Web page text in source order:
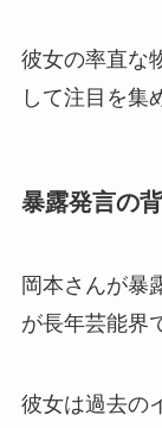
彼女の率直な
して注目を集
暴露発言の
岡本さんが暴
が長年芸能界
彼女は過去の